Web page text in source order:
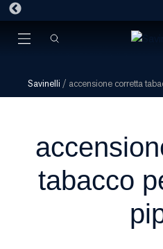
Savinelli / accensione corretta
tabacco